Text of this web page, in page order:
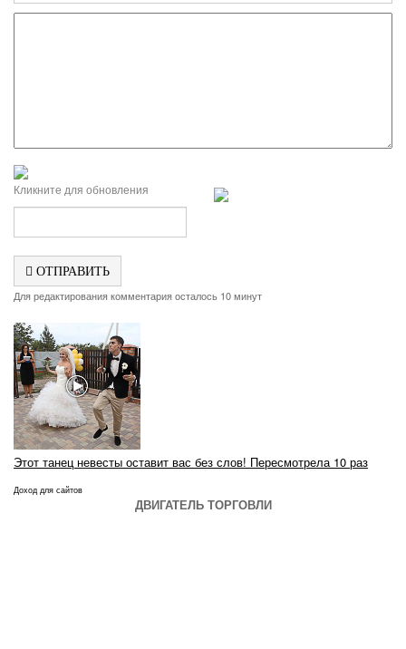
Кликните для обновления
ОТПРАВИТЬ
Для редактирования комментария осталось 10 минут
Этот танец невесты оставит вас без слов! Пересмотрела 10 раз
Доход для сайтов
ДВИГАТЕЛЬ ТОРГОВЛИ